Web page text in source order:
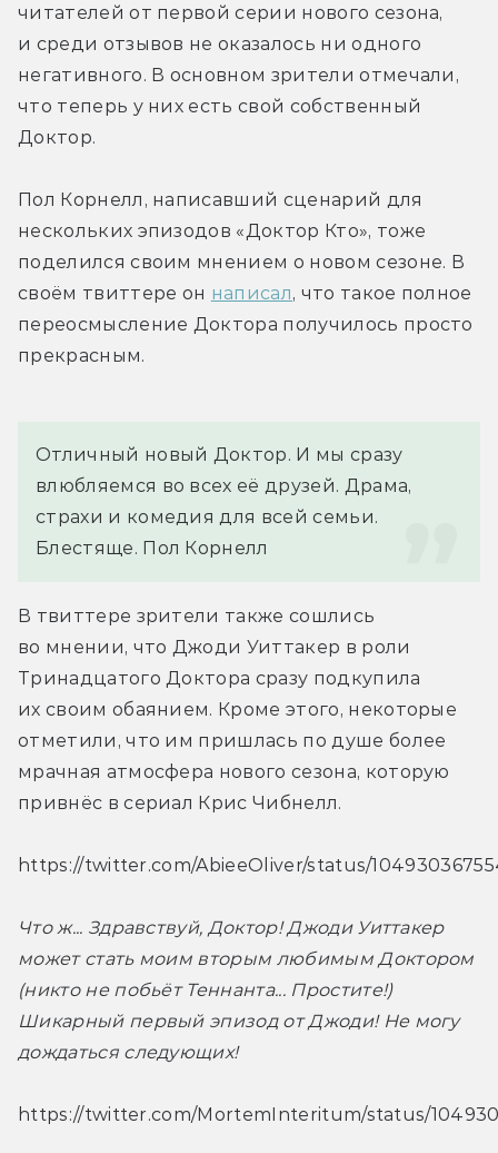
читателей от первой серии нового сезона,
и среди отзывов не оказалось ни одного
негативного. В основном зрители отмечали,
что теперь у них есть свой собственный
Доктор.
Пол Корнелл, написавший сценарий для
нескольких эпизодов «Доктор Кто», тоже
поделился своим мнением о новом сезоне. В
своём твиттере он написал, что такое полное
переосмысление Доктора получилось просто
прекрасным.
Отличный новый Доктор. И мы сразу
влюбляемся во всех её друзей. Драма,
страхи и комедия для всей семьи.
Блестяще. Пол Корнелл
В твиттере зрители также сошлись
во мнении, что Джоди Уиттакер в роли
Тринадцатого Доктора сразу подкупила
их своим обаянием. Кроме этого, некоторые
отметили, что им пришлась по душе более
мрачная атмосфера нового сезона, которую
привнёс в сериал Крис Чибнелл.
https://twitter.com/AbieeOliver/status/
Что ж... Здравствуй, Доктор! Джоди Уиттакер
может стать моим вторым любимым Доктором
(никто не побьёт Теннанта... Простите!)
Шикарный первый эпизод от Джоди! Не могу
дождаться следующих!
https://twitter.com/MortemInteritum/status/